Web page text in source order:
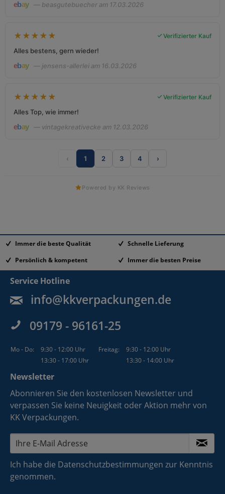
— beasgutebuecher am 17.03.2026
★ ★ ★ ★ ★ Verifizierter Kauf
Alles bestens, gern wieder!
— jensens-allerlei am 16.03.2026
★ ★ ★ ★ ★ Verifizierter Kauf
Alles Top, wie immer!
— vintagekreativecke am 12.03.2026
‹ 1 2 3 4 ›
Powered by KK Reviews
Immer die beste Qualität
Schnelle Lieferung
Persönlich & kompetent
Immer die besten Preise
Service Hotline
info@kkverpackungen.de
09179 - 96161-25
Mo - Do: 9:30 - 12:00 Uhr Freitag:
9:30 - 12:00 Uhr
13:30 - 17:00 Uhr
13:30 - 14:00 Uhr
Newsletter
Abonnieren Sie den kostenlosen Newsletter und
verpassen Sie keine Neuigkeit oder Aktion mehr von
KK Verpackungen.
Ich habe die Datenschutzbestimmungen zur Kenntnis
genommen.